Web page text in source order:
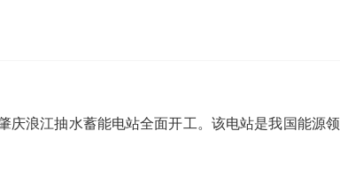
庆浪江抽水蓄能电站全面开工。该电站是我国能源领